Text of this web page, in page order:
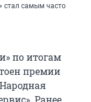
стал самым часто
по итогам
премии
Ранее